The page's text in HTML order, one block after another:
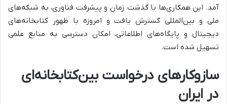
آمد. این همکاری‌ها با گذشت زمان و پیشرفت فناوری، به شبکه‌های
ملی و بین‌المللی گسترش یافت و امروزه با ظهور کتابخانه‌های
دیجیتال و پایگاه‌های اطلاعاتی، امکان دسترسی به منابع علمی
تسهیل شده است.
سازوکارهای درخواست بین‌کتابخانه‌ای
در ایران